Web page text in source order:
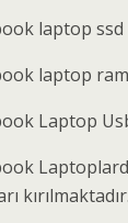
laptop
laptop
Laptop